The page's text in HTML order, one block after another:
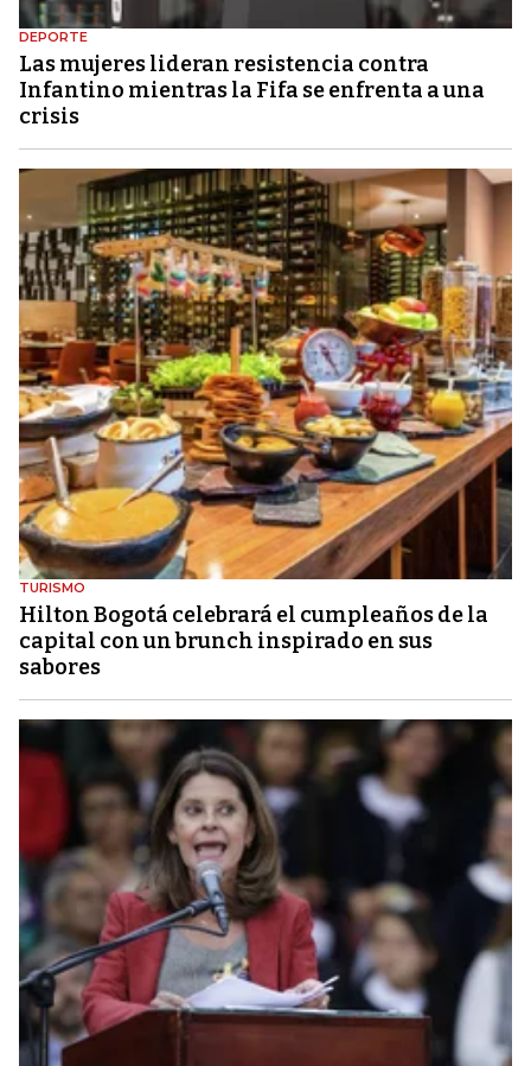
DEPORTE
Las mujeres lideran resistencia contra
Infantino mientras la Fifa se enfrenta a una
crisis
TURISMO
Hilton Bogotá celebrará el cumpleaños de la
capital con un brunch inspirado en sus
sabores